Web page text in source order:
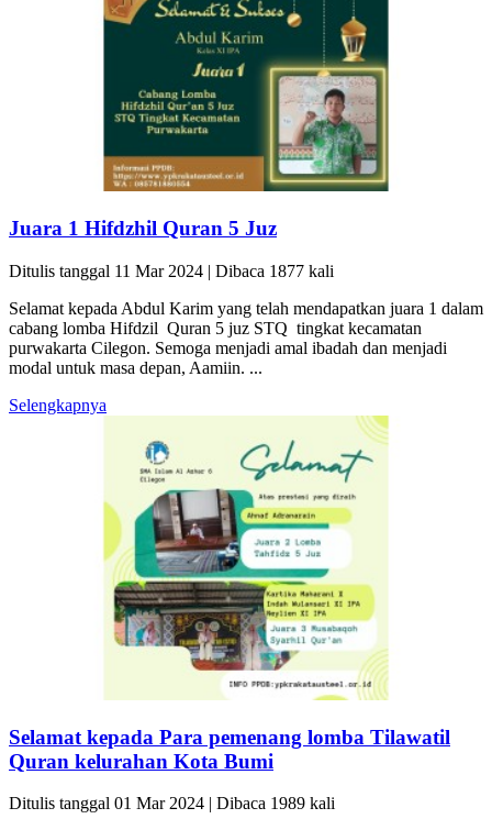
Juara 1 Hifdzhil Quran 5 Juz
Ditulis tanggal 11 Mar 2024 | Dibaca 1877 kali
Selamat kepada Abdul Karim yang telah mendapatkan juara 1 dalam
cabang lomba Hifdzil Quran 5 juz STQ tingkat kecamatan
purwakarta Cilegon. Semoga menjadi amal ibadah dan menjadi
modal untuk masa depan, Aamiin. ...
Selengkapnya
Selamat kepada Para pemenang lomba Tilawatil
Quran kelurahan Kota Bumi
Ditulis tanggal 01 Mar 2024 | Dibaca 1989 kali